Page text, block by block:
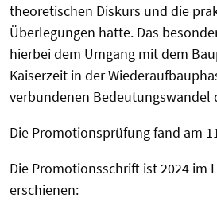
theoretischen Diskurs und die
Überlegungen hatte. Das
hierbei dem Umgang mit dem
Kaiserzeit in der
verbundenen Bedeutungswandel
Die Promotionsprüfung fand am
Die Promotionsschrift ist 2024 im
erschienen: